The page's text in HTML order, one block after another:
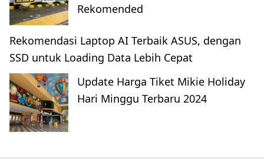
Rekomended
Rekomendasi Laptop AI Terbaik ASUS, dengan
SSD untuk Loading Data Lebih Cepat
Update Harga Tiket Mikie Holiday
Hari Minggu Terbaru 2024